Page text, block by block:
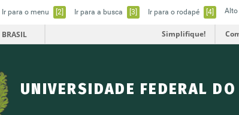
Ir para o menu [2] Ir para a busca [3] Ir para o rodapé [4] Alto
BRASIL Simplifique!
UNIVERSIDADE FEDERAL